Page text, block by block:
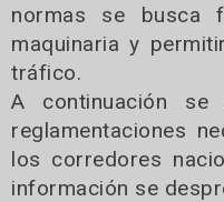
normas se busca
maquinaria y
tráfico.
A continuación se
reglamentaciones
los corredores
información se